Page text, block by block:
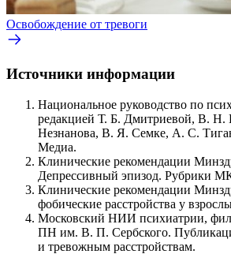
Освобождение от тревоги
Источники информации
Национальное руководство по
редакцией Т. Б. Дмитриевой, В. Н.
Незнанова, В. Я. Семке, А. С.
Медиа.
Клинические рекомендации
Депрессивный эпизод. Рубрики
Клинические рекомендации
фобические расстройства у
Московский НИИ психиатрии,
ПН им. В. П. Сербского.
и тревожным расстройствам.